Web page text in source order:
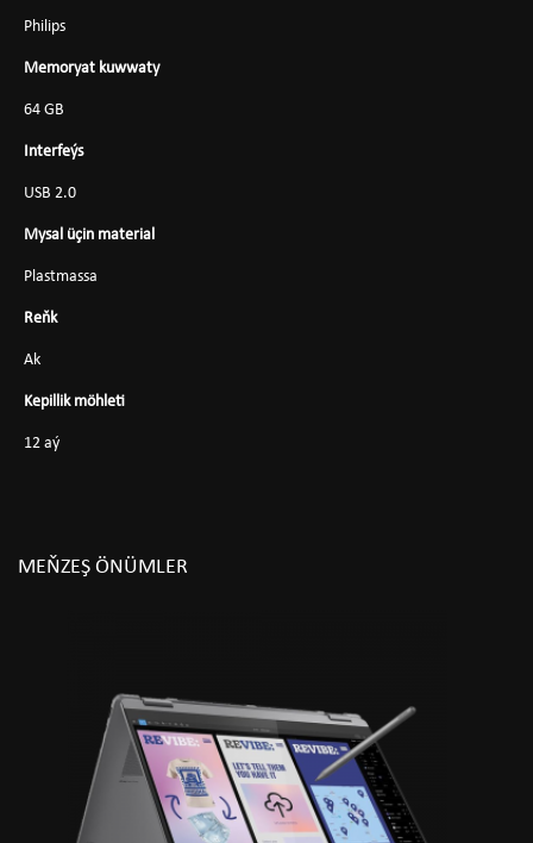
Philips
Memoryat kuwwaty
64 GB
Interfeýs
USB 2.0
Mysal üçin material
Plastmassa
Reňk
Ak
Kepillik möhleti
12 aý
MEŇZEŞ ÖNÜMLER